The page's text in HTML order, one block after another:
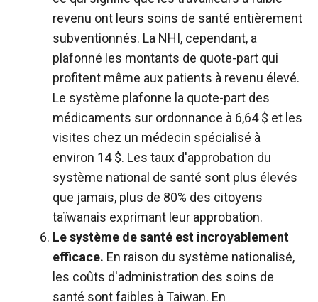
revenu ont leurs soins de santé entièrement
subventionnés. La NHI, cependant, a
plafonné les montants de quote-part qui
profitent même aux patients à revenu élevé.
Le système plafonne la quote-part des
médicaments sur ordonnance à 6,64 $ et les
visites chez un médecin spécialisé à
environ 14 $. Les taux d'approbation du
système national de santé sont plus élevés
que jamais, plus de 80% des citoyens
taïwanais exprimant leur approbation.
Le système de santé est incroyablement
efficace. En raison du système nationalisé,
les coûts d'administration des soins de
santé sont faibles à Taiwan. En